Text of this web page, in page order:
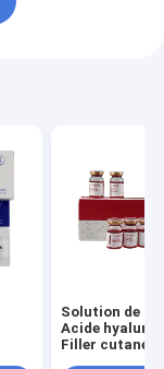
Solution de
Acide
Filler cutané